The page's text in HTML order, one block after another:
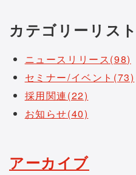
カテゴリーリスト
ニュースリリース(98)
セミナー/イベント(73)
採用関連(22)
お知らせ(40)
アーカイブ